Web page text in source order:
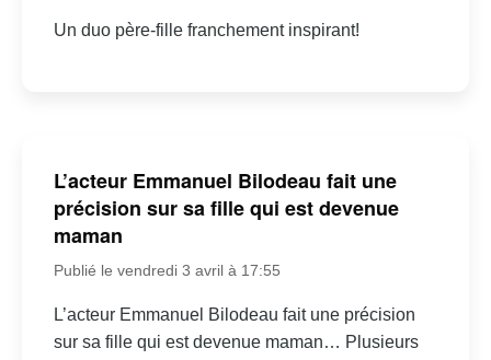
Un duo père-fille franchement inspirant!
L’acteur Emmanuel Bilodeau fait une
précision sur sa fille qui est devenue
maman
Publié le vendredi 3 avril à 17:55
L’acteur Emmanuel Bilodeau fait une précision
sur sa fille qui est devenue maman… Plusieurs